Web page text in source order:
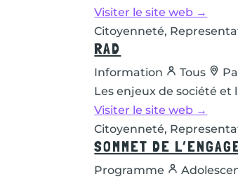
Visiter le site web →
Citoyenneté,
RAD
Information Tous
Les enjeux de société et
Visiter le site web →
Citoyenneté,
SOMMET DE
Programme